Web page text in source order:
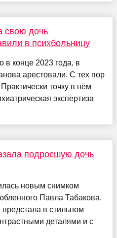
свою дочь
в психбольницу
в конце 2023 года, в
арестовали. С тех пор
точку в нём
экспертиза
подросшую дочь
новым снимком
Павла Табакова.
в стильном
деталями и с